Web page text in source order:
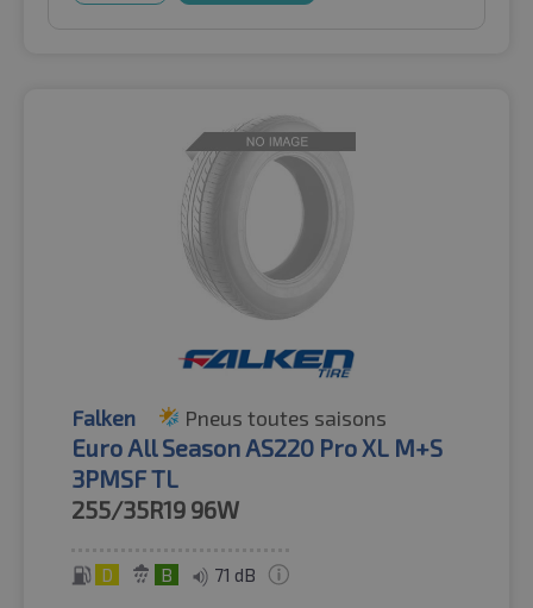
Falken Pneus toutes saisons
Euro All Season AS220 Pro XL M+S
3PMSF TL
255/35R19 96W
D B 71 dB